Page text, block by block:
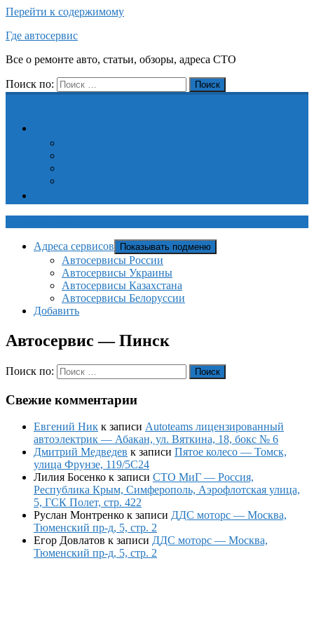
Перейти к содержимому
Где автосервис
Все о ремонте авто, статьи, обзоры, адреса СТО
Поиск по: Поиск
Адреса сервисов Показывать подменю
Автосервисы России
Автосервисы Украины
Автосервисы Казахстана
Автосервисы Белоруссии
Добавить
Автосервис — Пинск
Поиск по: Поиск
Свежие комментарии
Евгений Ник к записи Autoteams лицензированный
автоэлектрик — Абакан, ул. Вяткина, 18, бокс № 6
Дмитрий Медведев к записи Пятое колесо — Томск,
улица Фрунзе, 119/5С24
Лилия Босенко к записи СТО МиГ — Россия,
Республика Крым, Симферополь, Аэрофлотская улица,
5, ГСК Полет, стр. 422
Руслан Монтренко к записи ДДС моторс — Москва,
Тюменский пр-д, 5, стр. 2
Егор Довлатов к записи ДДС моторс — Москва,
Тюменский пр-д, 5, стр. 2